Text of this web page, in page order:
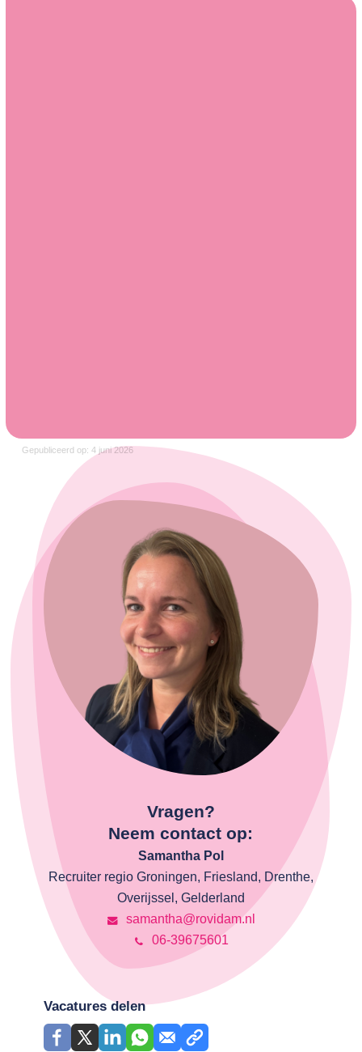
Gepubliceerd op: 4 juni 2026
Vragen?
Neem contact op:
Samantha Pol
Recruiter regio Groningen, Friesland, Drenthe,
Overijssel, Gelderland
samantha@rovidam.nl
06-39675601
Vacatures delen